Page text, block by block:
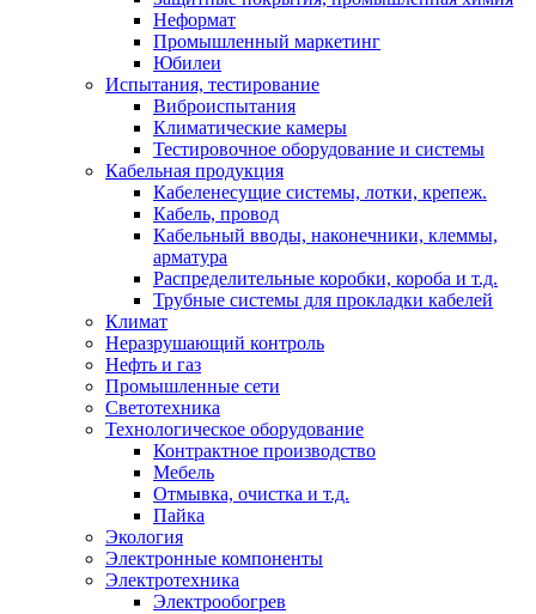
Неформат
Промышленный маркетинг
Юбилеи
Испытания, тестирование
Виброиспытания
Климатические камеры
Тестировочное оборудование и системы
Кабельная продукция
Кабеленесущие системы, лотки, крепеж.
Кабель, провод
Кабельный вводы, наконечники, клеммы,
арматура
Распределительные коробки, короба и т.д.
Трубные системы для прокладки кабелей
Климат
Неразрушающий контроль
Нефть и газ
Промышленные сети
Светотехника
Технологическое оборудование
Контрактное производство
Мебель
Отмывка, очистка и т.д.
Пайка
Экология
Электронные компоненты
Электротехника
Электрообогрев